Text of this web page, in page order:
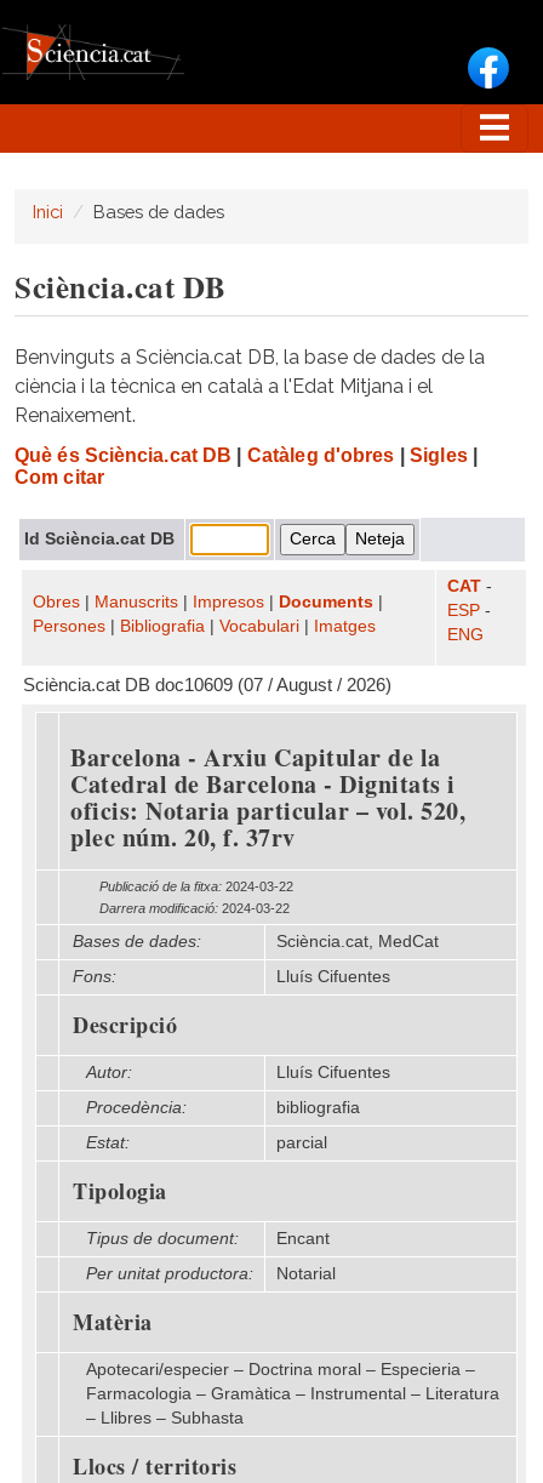
Inici Bases de dades
Sciència.cat DB
Benvinguts a Sciència.cat DB, la base de dades de la
ciència i la tècnica en català a l'Edat Mitjana i el
Renaixement.
Què és Sciència.cat DB Catàleg d'obres Sigles|
Com citar
Id Sciència.cat DB
Obres Manuscrits Impresos Documents
Persones
Bibliografia Vocabulari Imatges
CAT -
ESP -
ENG
Sciència.cat DB doc10609 (07 / August / 2026)
Barcelona - Arxiu Capitular de la
Catedral de Barcelona - Dignitats i
oficis: Notaria particular – vol. 520,
plec núm. 20, f. 37rv
Publicació de la fitxa: 2024-03-22
Darrera modificació: 2024-03-22
Bases de dades:
Sciència.cat, MedCat
Fons:
Lluís Cifuentes
Descripció
Autor:
Lluís Cifuentes
Procedència:
bibliografia
Estat:
parcial
Tipologia
Tipus de document:
Encant
Per unitat productora:
Notarial
Matèria
Apotecari/especier – Doctrina moral – Especieria –
Farmacologia – Gramàtica – Instrumental – Literatura
– Llibres – Subhasta
Llocs / territoris